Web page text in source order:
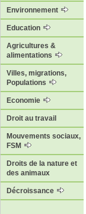
Environnement
Education
Agricultures &
alimentations
Villes, migrations,
Populations
Economie
Droit au travail
Mouvements sociaux,
FSM
Droits de la nature et
des animaux
Décroissance